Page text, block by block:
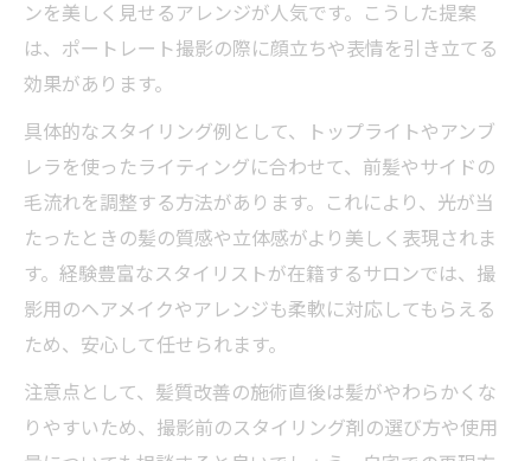
自分らしさ引き出す美容室ポートレート活用術
美容室で自分らしさを表現するポートレー
ト撮影術
スタジオポートレートで個性を引き出す美
容室選び
トップライトやストロボを使った美容室撮
影の魅力
髪質改善で叶うナチュラルなポートレート
の作り方
美容室が提案する南青山風ポートレートの
活用例
ンを美しく見せるアレンジが人気です。こうした提案
は、ポートレート撮影の際に顔立ちや表情を引き立てる
効果があります。
具体的なスタイリング例として、トップライトやアンブ
レラを使ったライティングに合わせて、前髪やサイドの
毛流れを調整する方法があります。これにより、光が当
たったときの髪の質感や立体感がより美しく表現されま
す。経験豊富なスタイリストが在籍するサロンでは、撮
影用のヘアメイクやアレンジも柔軟に対応してもらえる
ため、安心して任せられます。
注意点として、髪質改善の施術直後は髪がやわらかくな
りやすいため、撮影前のスタイリング剤の選び方や使用